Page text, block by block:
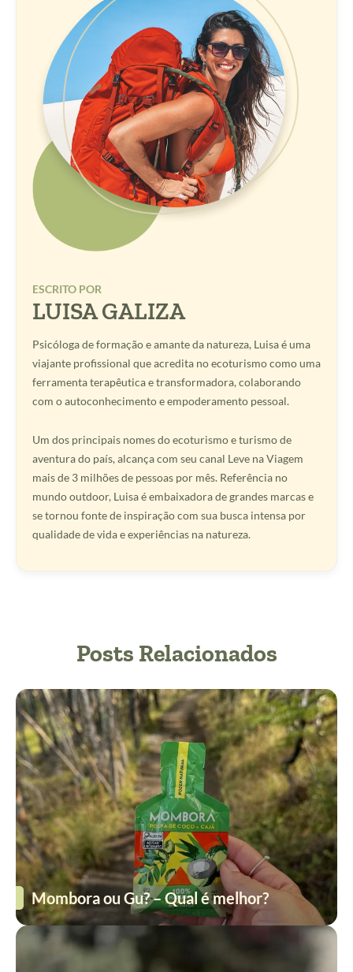
ESCRITO POR
LUISA GALIZA
Psicóloga de formação e amante da natureza, Luisa é uma
viajante profissional que acredita no ecoturismo como uma
ferramenta terapêutica e transformadora, colaborando
com o autoconhecimento e empoderamento pessoal.
Um dos principais nomes do ecoturismo e turismo de
aventura do país, alcança com seu canal Leve na Viagem
mais de 3 milhões de pessoas por mês. Referência no
mundo outdoor, Luisa é embaixadora de grandes marcas e
se tornou fonte de inspiração com sua busca intensa por
qualidade de vida e experiências na natureza.
Posts Relacionados
Mombora ou Gu? – Qual é melhor?